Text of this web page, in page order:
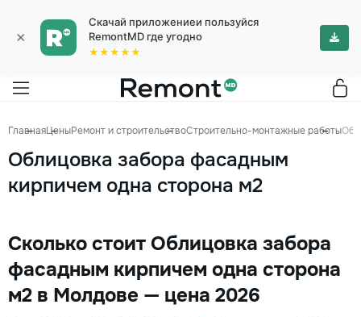
×
Скачай приложениеи пользуйся
RemontMD где угодно
★★★★★
ГлавнаяЦеныРемонт и строительствоСтроительно-монтажные работы
Облицовка забора фасадным
кирпичем одна сторона м2
Сколько стоит Облицовка забора
фасадным кирпичем одна сторона
м2 в Молдове — цена 2026